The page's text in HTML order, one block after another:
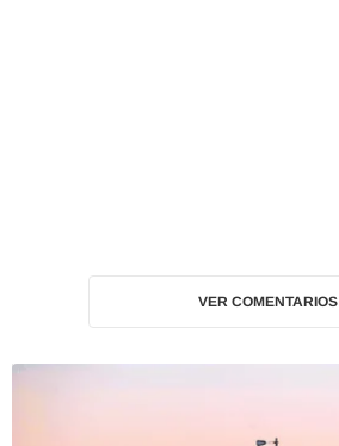
VER COMENTARIOS